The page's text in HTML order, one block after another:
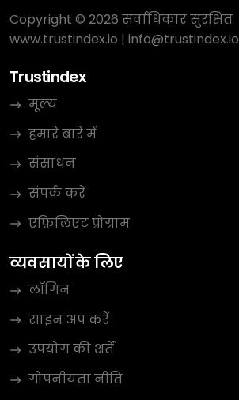
Copyright © 2026 सर्वाधिकार सुरक्षित
www.trustindex.io | info@trustindex.io
Trustindex
मूल्य
हमारे बारे में
संसाधन
संपर्क करें
एफ़िलिएट प्रोग्राम
व्यवसायों के लिए
लॉगिन
साइन अप करें
उपयोग की शर्तें
गोपनीयता नीति